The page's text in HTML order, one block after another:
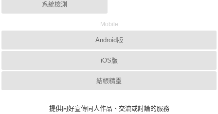
系統檢測
Mobile
Android版
iOS版
結帳精靈
提供同好宣傳同人作品、交流或討論的服務